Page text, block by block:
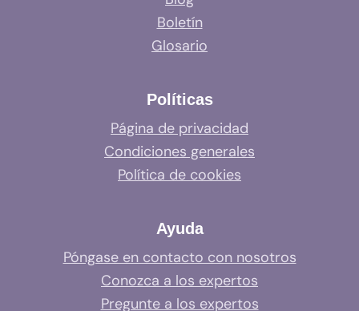
Boletín
Glosario
Políticas
Página de privacidad
Condiciones generales
Política de cookies
Ayuda
Póngase en contacto con nosotros
Conozca a los expertos
Pregunte a los expertos